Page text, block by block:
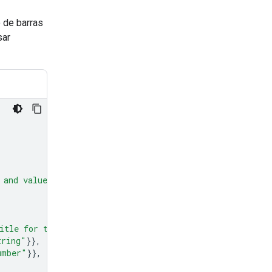
de barras
values."
for the chart."
}},
}},